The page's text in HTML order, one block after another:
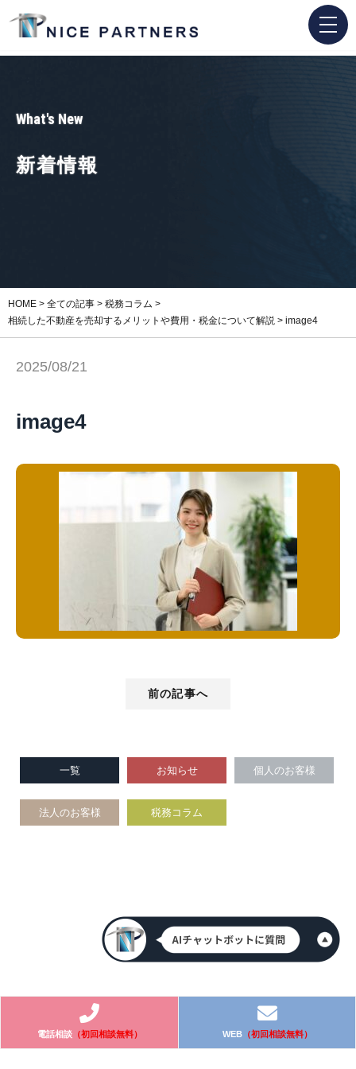
What's New
新着情報
HOME > 全ての記事 > 税務コラム >
相続した不動産を売却するメリットや費用・税金について解説 > image4
2025/08/21
image4
前の記事へ
一覧 お知らせ 個人のお客様
法人のお客様 税務コラム
電話相談（初回相談無料） WEB（初回相談無料）